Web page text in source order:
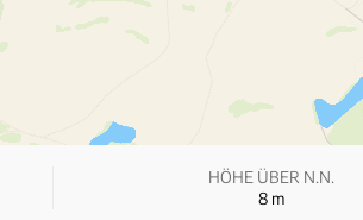
HÖHE ÜBER N.N.
8 m